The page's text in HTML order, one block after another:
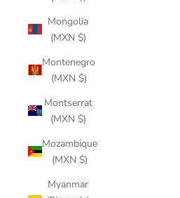
Mongolia
(MXN $)
Montenegro
(MXN $)
Montserrat
(MXN $)
Mozambique
(MXN $)
Myanmar